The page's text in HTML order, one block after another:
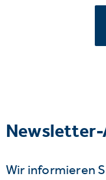
Wir informieren